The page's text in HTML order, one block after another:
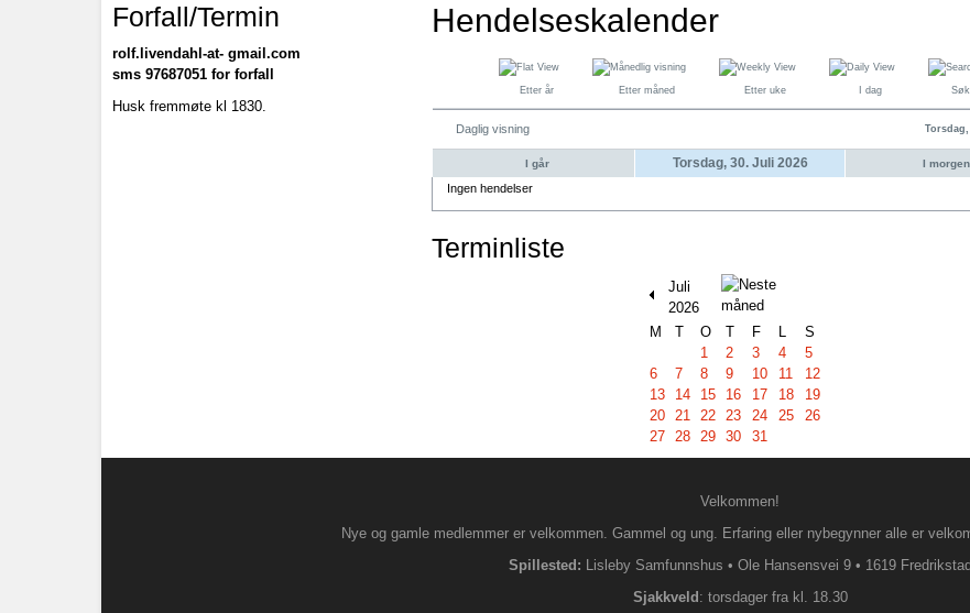
Forfall/Termin
rolf.livendahl-at- gmail.com
sms 97687051 for forfall
Husk fremmøte kl 1830.
Hendelseskalender
Etter år Etter måned Etter uke I dag Søk
Daglig visning
I går Torsdag, 30. Juli 2026 I morgen
Ingen hendelser
Terminliste
Juli
2026
M
T O T F L
S
1
2 3 4
5
6
7 8 9 10 11
12
13
14 15 16 17 18
19
20
21 22 23 24 25
26
27
28 29 30 31
Velkommen!
Nye og gamle medlemmer er velkommen. Gammel og ung. Erfaring eller nybegynner alle er
Spillested: Lisleby Samfunnshus • Ole Hansensvei 9 • 1619 Fredrikstad
Sjakkveld : torsdager fra kl. 18.30